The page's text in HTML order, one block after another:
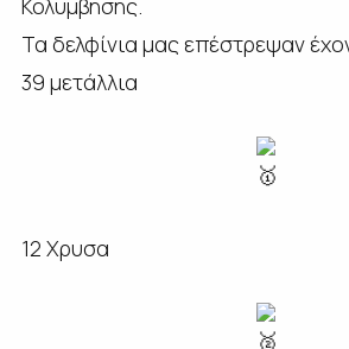
Κολυμβησης.
Τα δελφίνια μας επέστρεψαν
39 μετάλλια
12 Χρυσα